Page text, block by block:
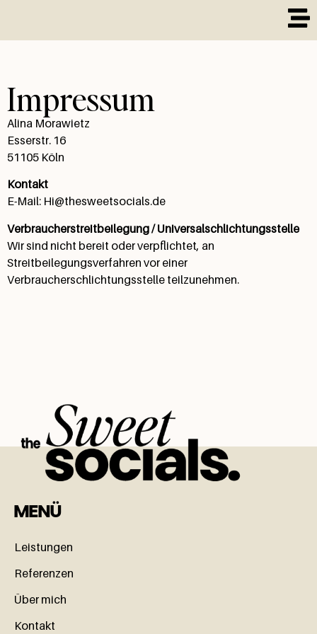
Impressum
Alina Morawietz
Esserstr. 16
51105 Köln
Kontakt
E-Mail: Hi@thesweetsocials.de
Verbraucherstreitbeilegung / Universalschlichtungsstelle
Wir sind nicht bereit oder verpflichtet, an
Streitbeilegungsverfahren vor einer
Verbraucherschlichtungsstelle teilzunehmen.
MENÜ
Leistungen
Referenzen
Über mich
Kontakt